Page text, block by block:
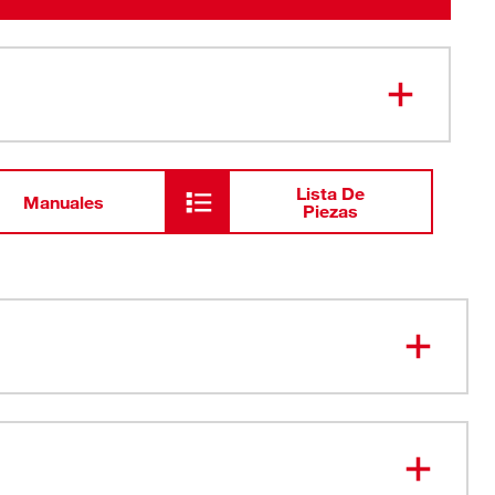
Manuales
Lista De
Piezas
mordaza paralela a la manilla y un cabezal de mordaza